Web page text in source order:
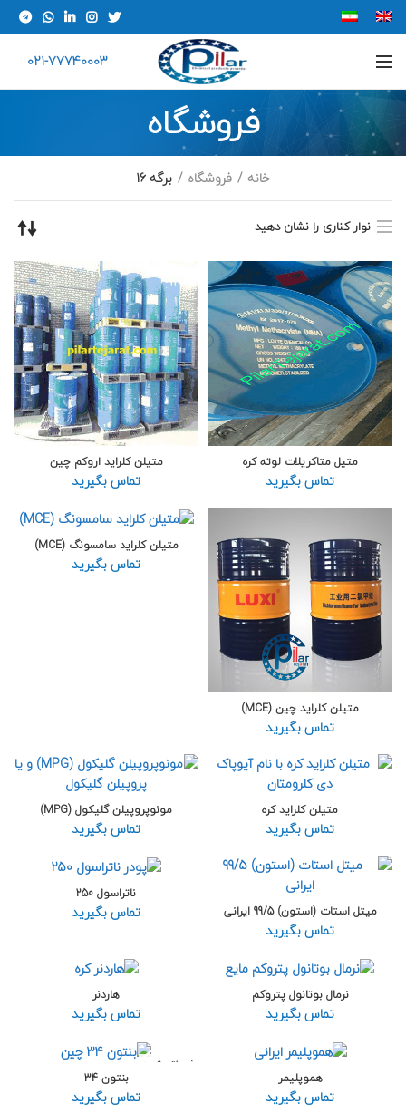
021-77740003
فروشگاه
خانه فروشگاه برگه 16
نوار کناری را نشان دهید
متیل متاکریلات لوته کره
تماس بگیرید
متیلن کلراید اروکم چین
تماس بگیرید
متیلن کلراید چین (MCE)
تماس بگیرید
متیلن کلراید سامسونگ (MCE)
تماس بگیرید
متیلن کلراید کره
تماس بگیرید
مونوپروپیلن گلیکول (MPG)
تماس بگیرید
میتل استات (استون) 99/5 ایرانی
تماس بگیرید
ناتراسول 250
تماس بگیرید
نرمال بوتانول پتروکم
تماس بگیرید
هاردنر
تماس بگیرید
هموپلیمر
تماس بگیرید
فروخته شده
بنتون 34
تماس بگیرید